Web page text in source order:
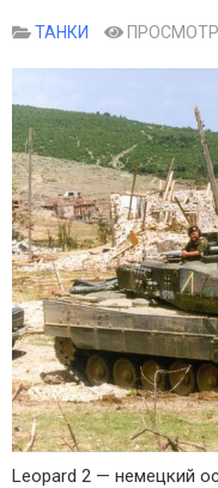
ТАНКИ
Leopard 2 — немецкий